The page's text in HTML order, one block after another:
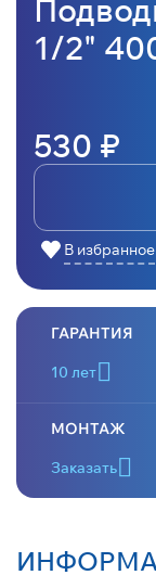
1/2"
530 ₽
В избранное
ГАРАНТИЯ
10 лет
МОНТАЖ
Заказать